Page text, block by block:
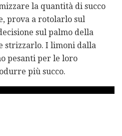
la quantità di succo
prova a rotolarlo sul
sul palmo della
strizzarlo. I limoni dalla
pesanti per le loro
più succo.